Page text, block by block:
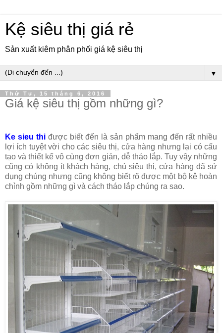
Kệ siêu thị giá rẻ
Sản xuất kiêm phân phối giá kệ siêu thị
▼
Thứ Tư, 15 tháng 6, 2016
Giá kệ siêu thị gồm những gì?
Ke sieu thi được biết đến là sản phẩm mang đến rất nhiều
lợi ích tuyệt vời cho các siêu thị, cửa hàng nhưng lại có cấu
tạo và thiết kế vô cùng đơn giản, dễ tháo lắp. Tuy vậy những
cũng có không ít khách hàng, chủ siêu thị, cửa hàng đã sử
dụng chúng nhưng cũng không biết rõ được một bộ kệ hoàn
chỉnh gồm những gì và cách tháo lắp chúng ra sao.